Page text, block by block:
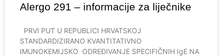
Alergo 291 – informacije za liječnike
PRVI PUT U REPUBLICI HRVATSKOJ
STANDARDIZIRANO KVANTITATIVNO
IMUNOKEMIJSKO ODREĐIVANJE SPECIFIČNIH IgE NA